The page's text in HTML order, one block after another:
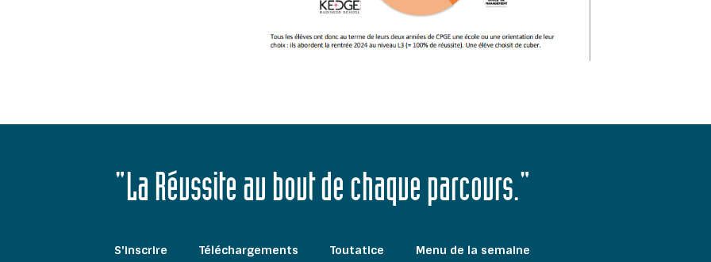
"La Réussite au bout de chaque parcours."
S'inscrire Téléchargements Toutatice Menu de la semaine